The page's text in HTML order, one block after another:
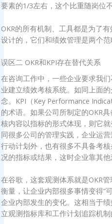
要素的1/3左右，这个比重随岗位
OKR的所有机制、工具都是为了
设计的，它们和绩效管理是两个范
误区二 OKR和KPI存在替代关系
在咨询工作中，一些企业要求我
业建立绩效考核系统。如同上面
念。KPI（Key Performance
的术语。如果公司所制定的OKR
核内容以指标的形式体现，则它
同很多公司的管理实践，企业运
行动计划外，也有很多不具备考
况的指标或结果，这时企业靠其他
在谷歌，这套观测体系就是OKR
衡量，让企业内部很多事情变得”
企业内部发生的变化。这相当于
立观测指标库和工作计划追踪机制